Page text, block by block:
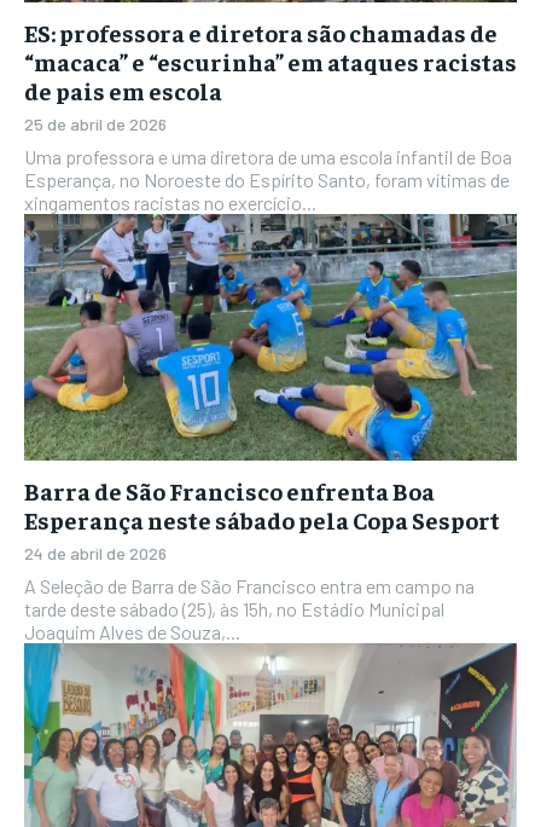
ES: professora e diretora são chamadas de
“macaca” e “escurinha” em ataques racistas
de pais em escola
25 de abril de 2026
Uma professora e uma diretora de uma escola infantil de Boa
Esperança, no Noroeste do Espírito Santo, foram vítimas de
xingamentos racistas no exercício...
Barra de São Francisco enfrenta Boa
Esperança neste sábado pela Copa Sesport
24 de abril de 2026
A Seleção de Barra de São Francisco entra em campo na
tarde deste sábado (25), às 15h, no Estádio Municipal
Joaquim Alves de Souza,...